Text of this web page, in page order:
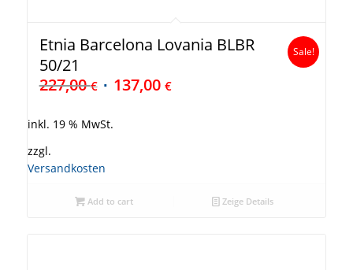
Etnia Barcelona Lovania BLBR
50/21
227,00€ 137,00 €
Sale!
inkl. 19 % MwSt.
zzgl.
Versandkosten
Add to cart Zeige Details